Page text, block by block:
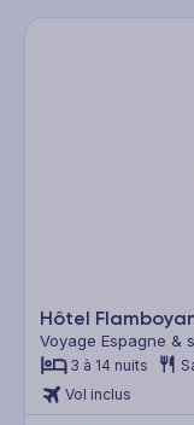
Hôtel
Voyage Espagne &
3 à 14 nuits
Vol inclus